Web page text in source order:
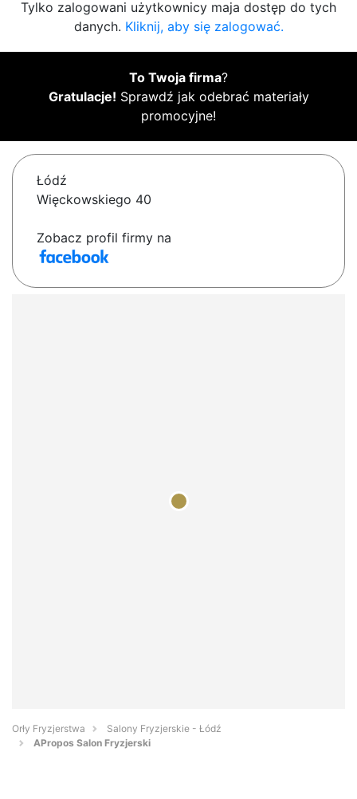
Tylko zalogowani użytkownicy maja dostęp do tych
danych. Kliknij, aby się zalogować.
To Twoja firma?
Gratulacje! Sprawdź jak odebrać materiały
promocyjne!
Łódź
Więckowskiego 40
Zobacz profil firmy na
Orły Fryzjerstwa
Salony Fryzjerskie - Łódź
APropos Salon Fryzjerski